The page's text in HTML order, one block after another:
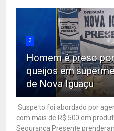
3
Homem é preso
queijos em
de Nova Iguaçu
Suspeito foi abordado por
com mais de R$ 500 em
Segurança Presente